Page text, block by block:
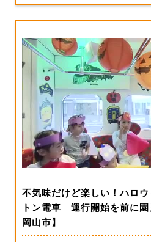
不気味だけど楽しい！ハロ
トン電車 運行開始を前に園
岡山市】